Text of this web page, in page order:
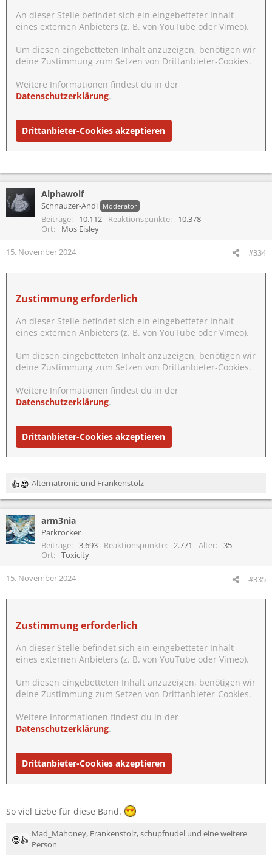
An dieser Stelle befindet sich ein eingebetteter Inhalt
eines externen Anbieters (z. B. von YouTube oder Vimeo).
Um diesen eingebetteten Inhalt anzuzeigen, benötigen wir
deine Zustimmung zum Setzen von Drittanbieter-Cookies.
Weitere Informationen findest du in der
Datenschutzerklärung.
Drittanbieter-Cookies akzeptieren
Alphawolf
Schnauzer-Andi Moderator
Beiträge 10.112 Reaktionspunkte
10.378
Ort
Mos Eisley
15. November 2024 #334
Zustimmung erforderlich
An dieser Stelle befindet sich ein eingebetteter Inhalt
eines externen Anbieters (z. B. von YouTube oder Vimeo).
Um diesen eingebetteten Inhalt anzuzeigen, benötigen wir
deine Zustimmung zum Setzen von Drittanbieter-Cookies.
Weitere Informationen findest du in der
Datenschutzerklärung.
Drittanbieter-Cookies akzeptieren
R
e
k
t
i
n
e
:
Alternatronic und Frankenstolz
arm3nia
Parkrocker
Beiträge
3.693 Reaktionspunkte 2.771 Alter
35
Ort
Toxicity
15. November 2024 #335
Zustimmung erforderlich
An dieser Stelle befindet sich ein eingebetteter Inhalt
eines externen Anbieters (z. B. von YouTube oder Vimeo).
Um diesen eingebetteten Inhalt anzuzeigen, benötigen wir
deine Zustimmung zum Setzen von Drittanbieter-Cookies.
Weitere Informationen findest du in der
Datenschutzerklärung.
Drittanbieter-Cookies akzeptieren
So viel Liebe für diese Band.
R
Mad_Mahoney, Frankenstolz,schupfnudel und eine weitere
Person